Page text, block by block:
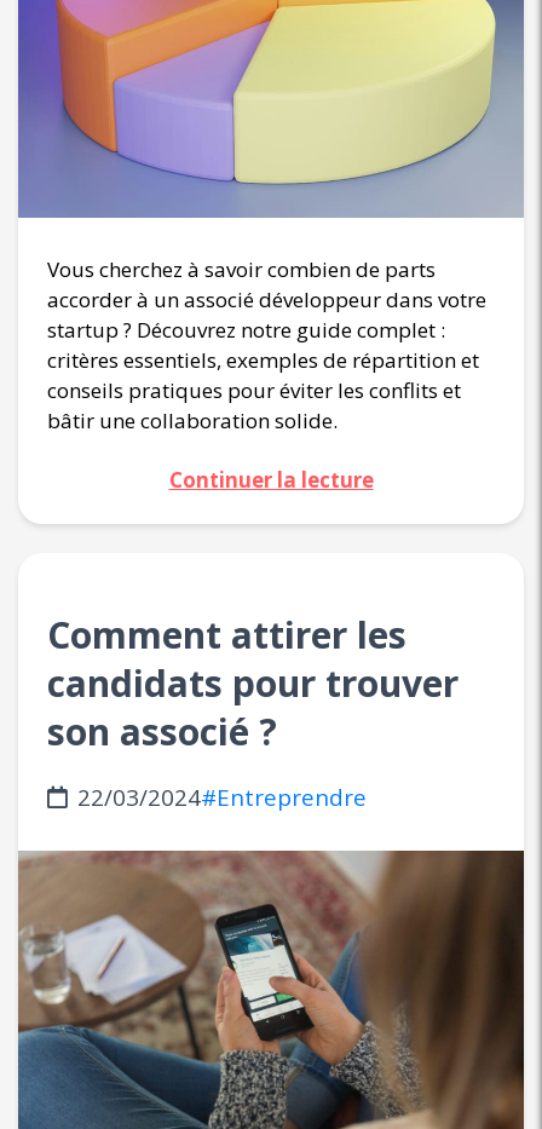
Vous cherchez à savoir combien de parts
accorder à un associé développeur dans votre
startup ? Découvrez notre guide complet :
critères essentiels, exemples de répartition et
conseils pratiques pour éviter les conflits et
bâtir une collaboration solide.
Continuer la lecture
Comment attirer les
candidats pour trouver
son associé ?
22/03/2024#Entreprendre